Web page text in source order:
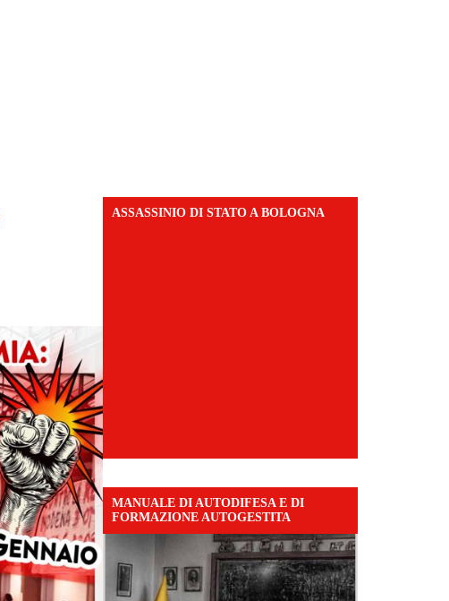
ASSASSINIO DI STATO A BOLOGNA
MANUALE DI AUTODIFESA E DI
FORMAZIONE AUTOGESTITA